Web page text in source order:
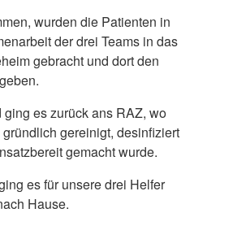
wurden die Patienten in
der drei Teams in das
gebracht und dort den
es zurück ans RAZ, wo
gereinigt, desinfiziert
gemacht wurde.
es für unsere drei Helfer
Hause.